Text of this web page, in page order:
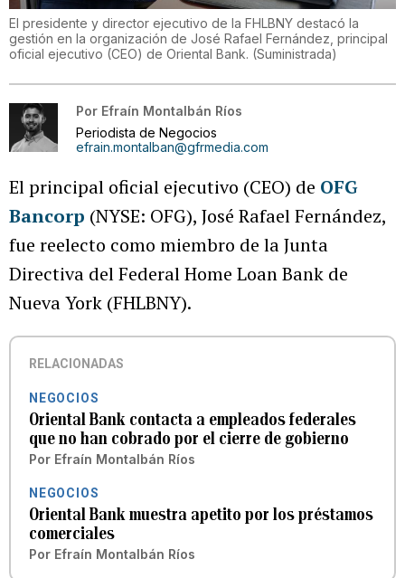
El presidente y director ejecutivo de la FHLBNY destacó la
gestión en la organización de José Rafael Fernández, principal
oficial ejecutivo (CEO) de Oriental Bank. (Suministrada)
Por Efraín Montalbán Ríos
Periodista de Negocios
efrain.montalban@gfrmedia.com
El principal oficial ejecutivo (CEO) de OFG
Bancorp (NYSE: OFG), José Rafael Fernández,
fue reelecto como miembro de la Junta
Directiva del Federal Home Loan Bank de
Nueva York (FHLBNY).
RELACIONADAS
NEGOCIOS
Oriental Bank contacta a empleados federales
que no han cobrado por el cierre de gobierno
Por Efraín Montalbán Ríos
NEGOCIOS
Oriental Bank muestra apetito por los préstamos
comerciales
Por Efraín Montalbán Ríos